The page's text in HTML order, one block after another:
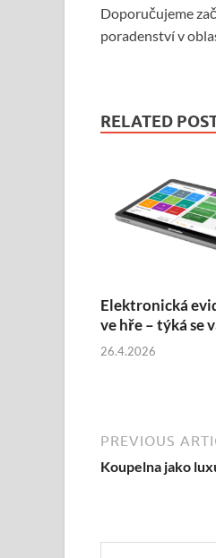
Doporučujeme
poradenství v
RELATED
Elektronická
ve hře – týká se
26.4.2026
PREVIOUS
Koupelna jako